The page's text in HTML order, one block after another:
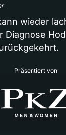
wieder
Diagnose
Präsentiert von